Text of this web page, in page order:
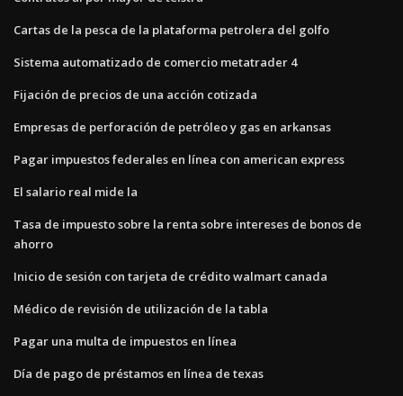
Cartas de la pesca de la plataforma petrolera del golfo
Sistema automatizado de comercio metatrader 4
Fijación de precios de una acción cotizada
Empresas de perforación de petróleo y gas en arkansas
Pagar impuestos federales en línea con american express
El salario real mide la
Tasa de impuesto sobre la renta sobre intereses de bonos de
ahorro
Inicio de sesión con tarjeta de crédito walmart canada
Médico de revisión de utilización de la tabla
Pagar una multa de impuestos en línea
Día de pago de préstamos en línea de texas